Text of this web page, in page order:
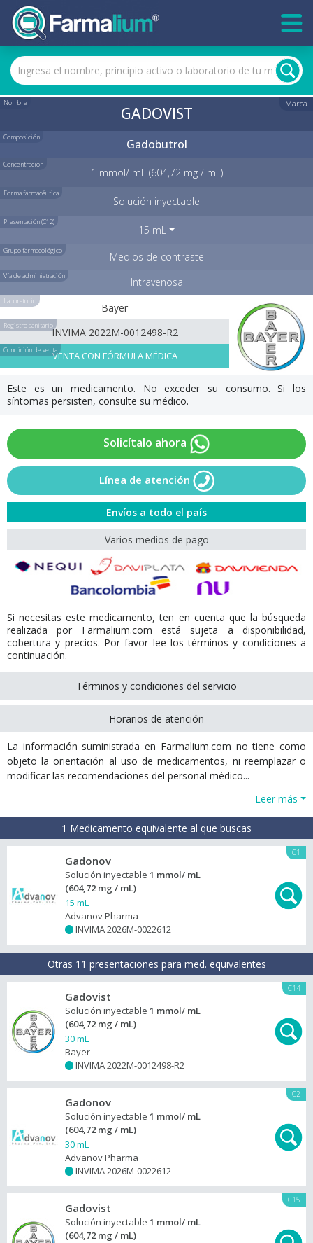
Nombre Marca
GADOVIST
Composición Gadobutrol
Concentración
1 mmol/ mL (604,72 mg / mL)
Forma farmacéutica
Solución inyectable
Presentación (C12)
15 mL
Grupo farmacológico Medios de contraste
Vía de administración Intravenosa
Laboratorio
Bayer
Registro sanitario
INVIMA 2022M-0012498-R2
Condición de ventaVENTA CON FÓRMULA MÉDICA
Este es un medicamento. No exceder su consumo. Si los
síntomas persisten, consulte su médico.
Solicítalo ahora
Línea de atención
Envíos a todo el país
Varios medios de pago
Si necesitas este medicamento, ten en cuenta que la búsqueda
realizada por Farmalium.com está sujeta a disponibilidad,
cobertura y precios. Por favor lee los términos y condiciones a
continuación.
Términos y condiciones del servicio
Horarios de atención
La información suministrada en Farmalium.com no tiene como
objeto la orientación al uso de medicamentos, ni reemplazar o
modificar las recomendaciones del personal médico...
Leer más
1 Medicamento equivalente al que buscas
C1
Gadonov
Solución inyectable 1 mmol/ mL
(604,72 mg / mL)
15 mL
Advanov Pharma
INVIMA 2026M-0022612
Otras 11 presentaciones para med. equivalentes
C14
Gadovist
Solución inyectable 1 mmol/ mL
(604,72 mg / mL)
30 mL
Bayer
INVIMA 2022M-0012498-R2
C2
Gadonov
Solución inyectable 1 mmol/ mL
(604,72 mg / mL)
30 mL
Advanov Pharma
INVIMA 2026M-0022612
C15
Gadovist
Solución inyectable 1 mmol/ mL
(604,72 mg / mL)